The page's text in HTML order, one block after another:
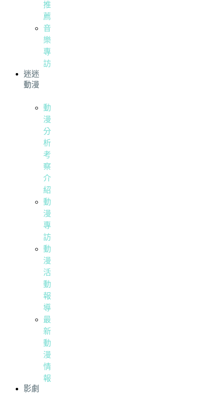
推
薦
音
樂
專
訪
迷迷
動漫
動
漫
分
析
考
察
介
紹
動
漫
專
訪
動
漫
活
動
報
導
最
新
動
漫
情
報
影劇